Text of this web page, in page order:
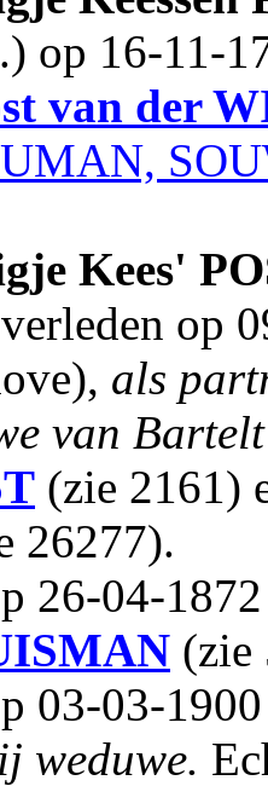
op 16-11-
van der
Kees'
op
als
van
(zie 2161)
26277).
26-04-
(zie
03-03-
weduwe.